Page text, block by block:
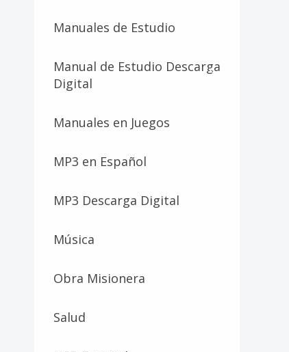
Manuales de Estudio
Manual de Estudio Descarga
Digital
Manuales en Juegos
MP3 en Español
MP3 Descarga Digital
Música
Obra Misionera
Salud